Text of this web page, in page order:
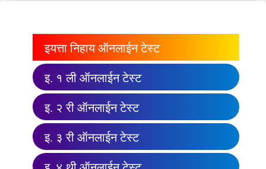
इयत्ता निहाय ऑनलाईन टेस्ट
इ. १ ली ऑनलाईन टेस्ट
इ. २ री ऑनलाईन टेस्ट
इ. ३ री ऑनलाईन टेस्ट